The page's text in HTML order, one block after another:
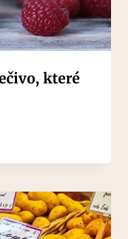
které